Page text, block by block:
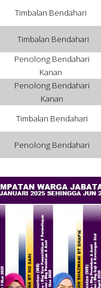
Timbalan Bendahari
Timbalan Bendahari
Penolong Bendahari
Kanan
Penolong Bendahari
Kanan
Timbalan Bendahari
Penolong Bendahari